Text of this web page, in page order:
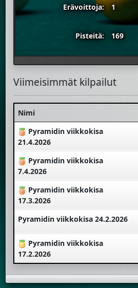
Erävoittoja:
1
Pisteitä:
169
Viimeisimmät kilpailut
Nimi
Pyramidin viikkokisa
21.4.2026
Pyramidin viikkokisa
7.4.2026
Pyramidin viikkokisa
17.3.2026
Pyramidin viikkokisa 24.2.2026
Pyramidin viikkokisa
17.2.2026